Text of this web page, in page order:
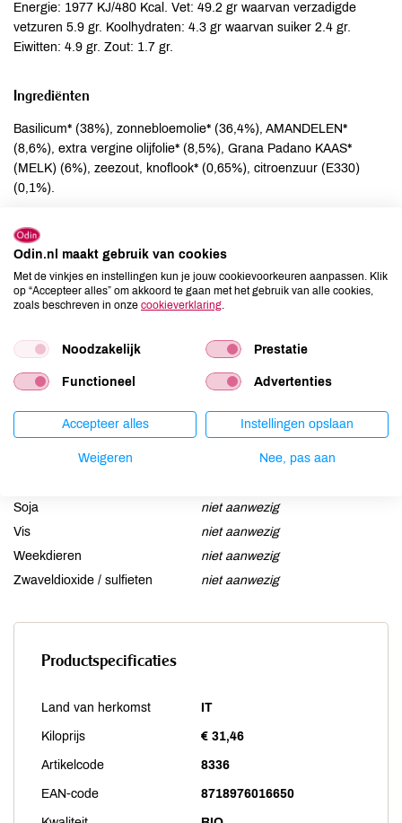
Energie: 1977 KJ/480 Kcal. Vet: 49.2 gr waarvan verzadigde
vetzuren 5.9 gr. Koolhydraten: 4.3 gr waarvan suiker 2.4 gr.
Eiwitten: 4.9 gr. Zout: 1.7 gr.
Ingrediënten
Basilicum* (38%), zonnebloemolie* (36,4%), AMANDELEN*
(8,6%), extra vergine olijfolie* (8,5%), Grana Padano KAAS*
(MELK) (6%), zeezout, knoflook* (0,65%), citroenzuur (E330)
(0,1%).
Allergenen
Aardnoten
niet aanwezig
Ei
niet aanwezig
Lactose
aanwezig
Mosterd
niet aanwezig
Noten
aanwezig
Schaaldieren
niet aanwezig
niet aanwezig
Soja
niet aanwezig
Vis
niet aanwezig
Weekdieren
niet aanwezig
Zwaveldioxide / sulfieten
niet aanwezig
Productspecificaties
Land van herkomst IT
Kiloprijs € 31,46
Artikelcode 8336
EAN-code 8718976016650
Odin.nl maakt gebruik van cookies
Met de vinkjes en instellingen kun je jouw cookievoorkeuren aanpassen. Klik
op “Accepteer alles” om akkoord te gaan met het gebruik van alle cookies,
zoals beschreven in onze cookieverklaring.
Noodzakelijk Prestatie
Functioneel Advertenties
Accepteer alles Instellingen opslaan
Weigeren Nee, pas aan